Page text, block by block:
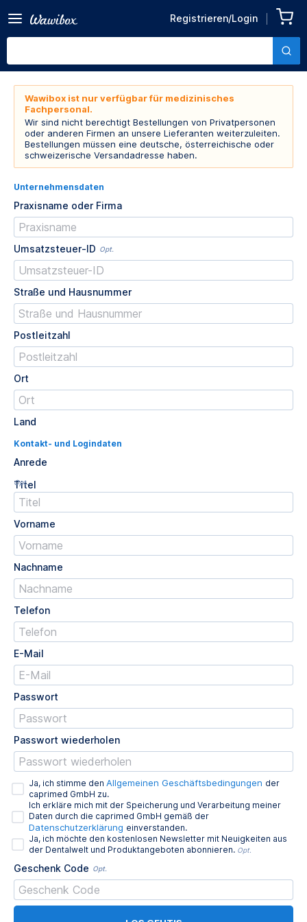
Registrieren/Login
Wawibox ist nur verfügbar für medizinisches
Fachpersonal.
Wir sind nicht berechtigt Bestellungen von Privatpersonen
oder anderen Firmen an unsere Lieferanten weiterzuleiten.
Bestellungen müssen eine deutsche, österreichische oder
schweizerische Versandadresse haben.
Unternehmensdaten
Praxisname oder Firma
Umsatzsteuer-ID Opt.
Straße und Hausnummer
Postleitzahl
Ort
Land
Kontakt- und Logindaten
Anrede
Titel
Opt.
Vorname
Nachname
Telefon
E-Mail
Passwort
Passwort wiederholen
Ja, ich stimme den Allgemeinen Geschäftsbedingungen der
caprimed GmbH zu.
Ich erkläre mich mit der Speicherung und Verarbeitung meiner
Daten durch die caprimed GmbH gemäß der
Datenschutzerklärung einverstanden.
Ja, ich möchte den kostenlosen Newsletter mit Neuigkeiten aus
der Dentalwelt und Produktangeboten abonnieren. Opt.
Geschenk Code Opt.